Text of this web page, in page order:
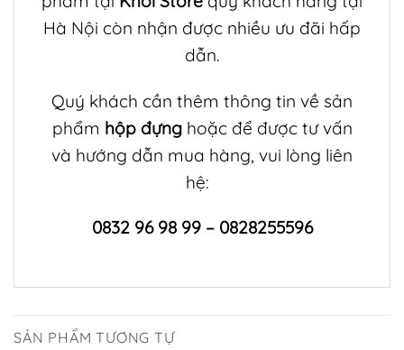
Hà Nội còn nhận được nhiều ưu đãi hấp
dẫn.
Quý khách cần thêm thông tin về sản
phẩm hộp đựnghoặc để được tư vấn
và hướng dẫn mua hàng, vui lòng liên
hệ:
0832 96 98 99 – 0828255596
SẢN PHẨM TƯƠNG TỰ